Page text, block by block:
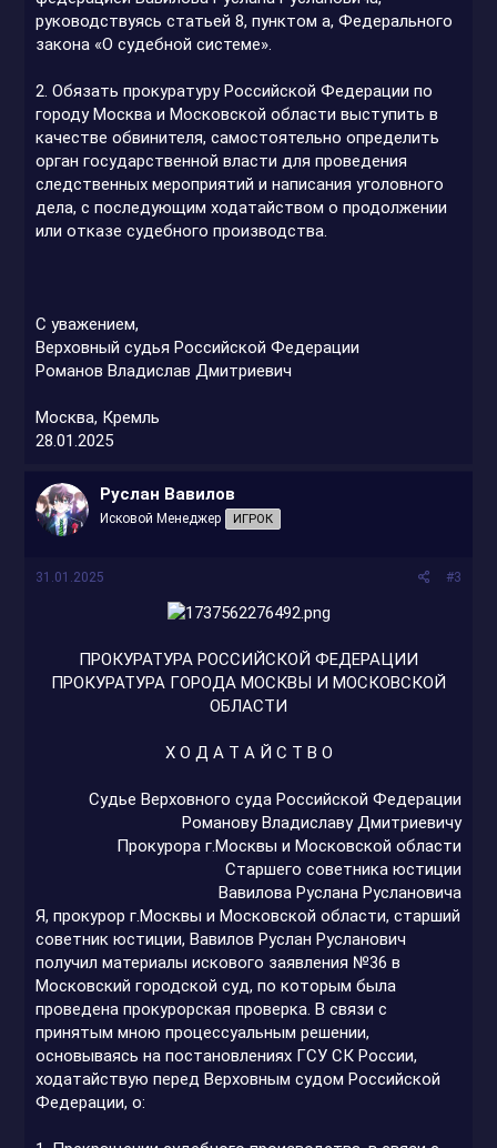
руководствуясь статьей 8, пунктом а, Федерального
закона «О судебной системе».
2. Обязать прокуратуру Российской Федерации по
городу Москва и Московской области выступить в
качестве обвинителя, самостоятельно определить
орган государственной власти для проведения
следственных мероприятий и написания уголовного
дела, с последующим ходатайством о продолжении
или отказе судебного производства.
С уважением,
Верховный судья Российской Федерации
Романов Владислав Дмитриевич
Москва, Кремль
28.01.2025
Руслан Вавилов
Исковой Менеджер ИГРОК
31.01.2025 #3
ПРОКУРАТУРА РОССИЙСКОЙ ФЕДЕРАЦИИ
ПРОКУРАТУРА ГОРОДА МОСКВЫ И МОСКОВСКОЙ
ОБЛАСТИ
Х О Д А Т А Й С Т В О​
Судье Верховного суда Российской Федерации
Романову Владиславу Дмитриевичу
Прокурора г.Москвы и Московской области
Старшего советника юстиции
Вавилова Руслана Руслановича​
Я, прокурор г.Москвы и Московской области, старший
советник юстиции, Вавилов Руслан Русланович
получил материалы искового заявления №36 в
Московский городской суд, по которым была
проведена прокурорская проверка. В связи с
принятым мною процессуальным решении,
основываясь на постановлениях ГСУ СК России,
ходатайствую перед Верховным судом Российской
Федерации, о: